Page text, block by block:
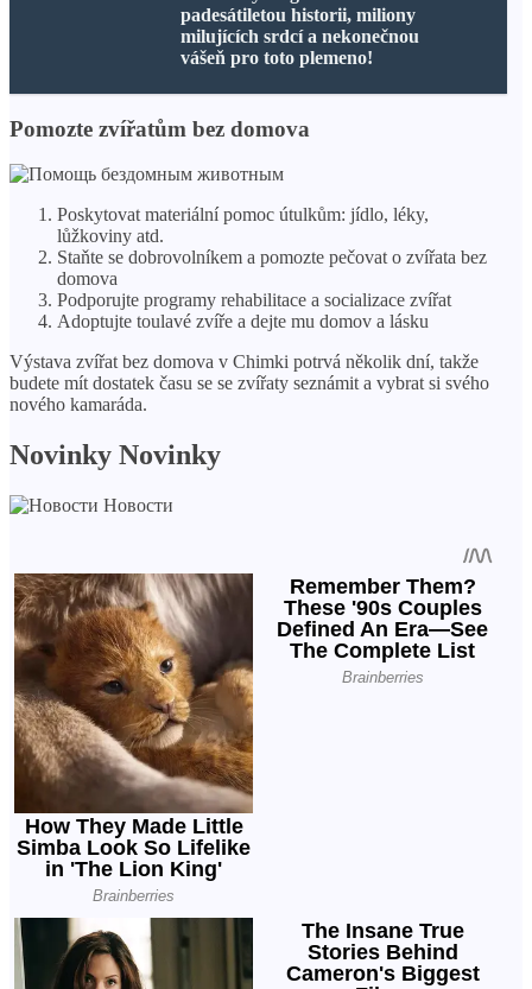
padesátiletou historii, miliony
milujících srdcí a nekonečnou
vášeň pro toto plemeno!
Pomozte zvířatům bez domova
Poskytovat materiální pomoc útulkům: jídlo, léky,
lůžkoviny atd.
Staňte se dobrovolníkem a pomozte pečovat o zvířata bez
domova
Podporujte programy rehabilitace a socializace zvířat
Adoptujte toulavé zvíře a dejte mu domov a lásku
Výstava zvířat bez domova v Chimki potrvá několik dní, takže
budete mít dostatek času se se zvířaty seznámit a vybrat si svého
nového kamaráda.
Novinky Novinky